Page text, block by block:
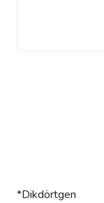
*Dikdörtgen